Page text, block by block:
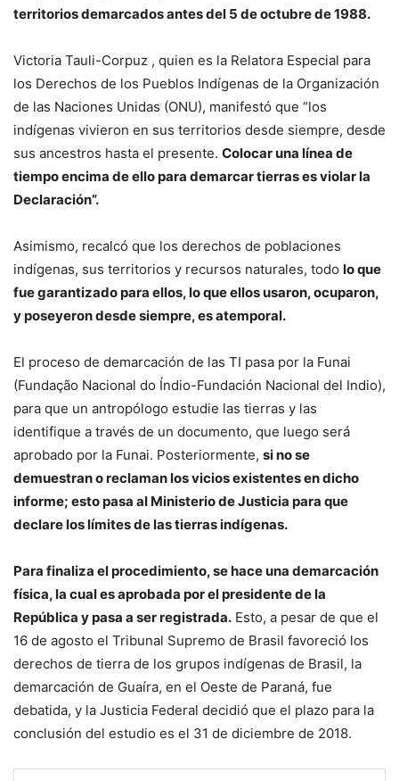
territorios demarcados antes del 5 de octubre de 1988.
Victoria Tauli-Corpuz , quien es la Relatora Especial para
los Derechos de los Pueblos Indígenas de la Organización
de las Naciones Unidas (ONU), manifestó que “los
indígenas vivieron en sus territorios desde siempre, desde
sus ancestros hasta el presente. Colocar una línea de
tiempo encima de ello para demarcar tierras es violar la
Declaración”.
Asimismo, recalcó que los derechos de poblaciones
indígenas, sus territorios y recursos naturales, todo lo que
fue garantizado para ellos, lo que ellos usaron, ocuparon,
y poseyeron desde siempre, es atemporal.
El proceso de demarcación de las TI pasa por la Funai
(Fundação Nacional do Índio-Fundación Nacional del Indio),
para que un antropólogo estudie las tierras y las
identifique a través de un documento, que luego será
aprobado por la Funai. Posteriormente, si no se
demuestran o reclaman los vicios existentes en dicho
informe; esto pasa al Ministerio de Justicia para que
declare los límites de las tierras indígenas.
Para finaliza el procedimiento, se hace una demarcación
física, la cual es aprobada por el presidente de la
República y pasa a ser registrada. Esto, a pesar de que el
16 de agosto el Tribunal Supremo de Brasil favoreció los
derechos de tierra de los grupos indígenas de Brasil, la
demarcación de Guaíra, en el Oeste de Paraná, fue
debatida, y la Justicia Federal decidió que el plazo para la
conclusión del estudio es el 31 de diciembre de 2018.